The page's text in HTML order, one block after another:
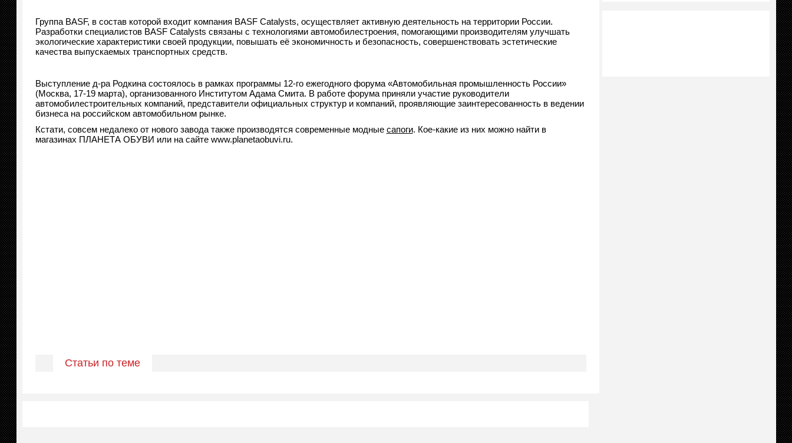
Группа BASF, в состав которой входит компания BASF Catalysts, осуществляет активную деятельность на территории России.
Разработки специалистов BASF Catalysts связаны с технологиями автомобилестроения, помогающими производителям улучшать
экологические характеристики своей продукции, повышать её экономичность и безопасность, совершенствовать эстетические
качества выпускаемых транспортных средств.
Выступление д-ра Родкина состоялось в рамках программы 12-го ежегодного форума «Автомобильная промышленность России»
(Москва, 17-19 марта), организованного Институтом Адама Смита. В работе форума приняли участие руководители
автомобилестроительных компаний, представители официальных структур и компаний, проявляющие заинтересованность в ведении
бизнеса на российском автомобильном рынке.
Кстати, совсем недалеко от нового завода также производятся современные модные сапоги. Кое-какие из них можно найти в
магазинах ПЛАНЕТА ОБУВИ или на сайте www.planetaobuvi.ru.
Статьи по теме